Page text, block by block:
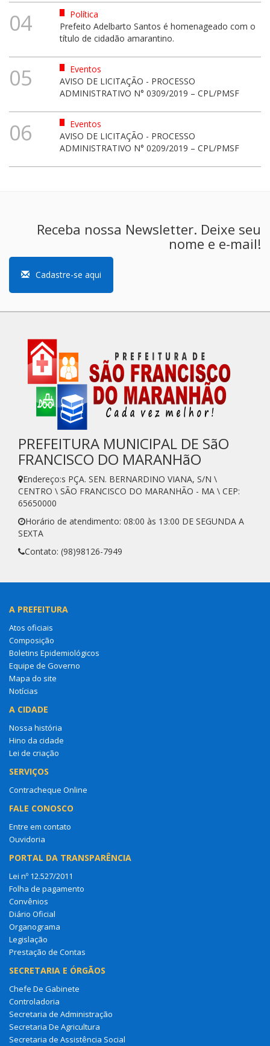
04
Política
Prefeito Adelbarto Santos é homenageado com o
título de cidadão amarantino.
05
Eventos
AVISO DE LICITAÇÃO - PROCESSO
ADMINISTRATIVO N° 0309/2019 – CPL/PMSF
06
Eventos
AVISO DE LICITAÇÃO - PROCESSO
ADMINISTRATIVO N° 0209/2019 – CPL/PMSF
Receba nossa Newsletter. Deixe seu
nome e e-mail!
Cadastre-se aqui
PREFEITURA MUNICIPAL DE SãO
FRANCISCO DO MARANHãO
Endereço:s PÇA. SEN. BERNARDINO VIANA, S/N \
CENTRO \ SÃO FRANCISCO DO MARANHÃO - MA \ CEP:
65650000
Horário de atendimento: 08:00 às 13:00 DE SEGUNDA A
SEXTA
Contato: (98)98126-7949
A PREFEITURA
Atos oficiais
Composição
Boletins Epidemiológicos
Equipe de Governo
Mapa do site
Notícias
A CIDADE
Nossa história
Hino da cidade
Lei de criação
SERVIÇOS
Contracheque Online
FALE CONOSCO
Entre em contato
Ouvidoria
PORTAL DA TRANSPARÊNCIA
Lei nº 12.527/2011
Folha de pagamento
Convênios
Diário Oficial
Organograma
Legislação
Prestação de Contas
SECRETARIA E ÓRGÃOS
Chefe De Gabinete
Controladoria
Secretaria de Administração
Secretaria De Agricultura
Secretaria de Assistência Social